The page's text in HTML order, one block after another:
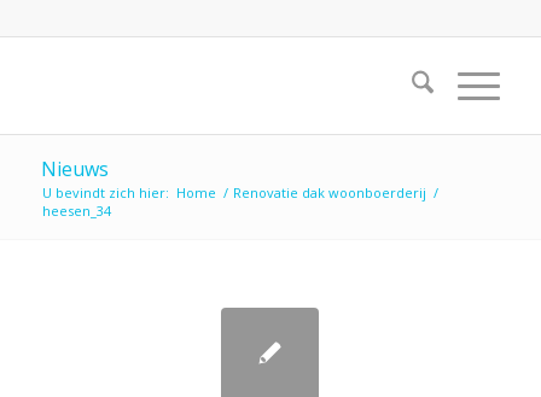
Nieuws
U bevindt zich hier: Home / Renovatie dak woonboerderij /
heesen_34